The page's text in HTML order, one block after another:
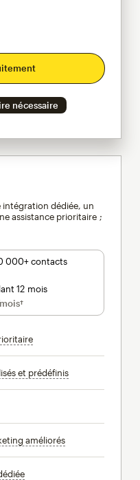
nécessaire
intégration dédiée, un
assistance prioritaire ;
000+ contacts
12 mois
par mois†
infobulle
et prédéfinisinfobulle
améliorésinfobulle
infobulle